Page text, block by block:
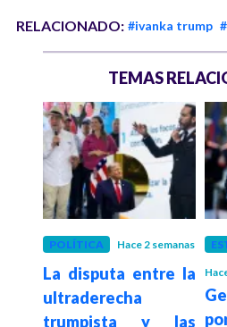
RELACIONADO: #ivanka trump
TEMAS
POLÍTICA Hace 2 semanas
La disputa entre la
ultraderecha
trumpista y las